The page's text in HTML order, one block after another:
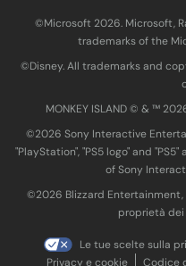
©Microsoft 2026. Microsoft,
trademarks of the
©Disney. All trademarks and
MONKEY ISLAND © & ™
©2026 Sony Interactive
"PlayStation", "PS5 logo" and
of Sony
©2026 Blizzard
proprietà
Le tue scelte sulla
Privacy e cookie
Codice